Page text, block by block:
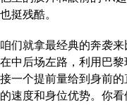
也挺残酷。
咱们就拿最经典的奔袭
在中后场左路，利用巴黎
接一个提前量给到身前
的速度和身位优势。你